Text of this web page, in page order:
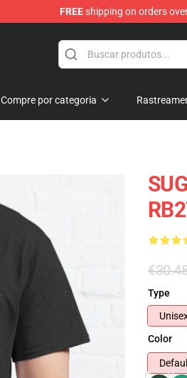
FREEshipping on orders
Compre por categoria
Type
Color